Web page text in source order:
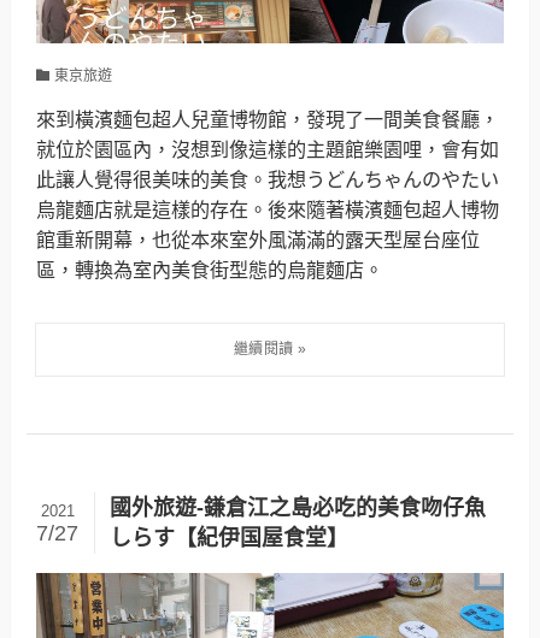
東京旅遊
來到橫濱麵包超人兒童博物館，發現了一間美食餐廳，
就位於園區內，沒想到像這樣的主題館樂園哩，會有如
此讓人覺得很美味的美食。我想うどんちゃんのやたい
烏龍麵店就是這樣的存在。後來隨著橫濱麵包超人博物
館重新開幕，也從本來室外風滿滿的露天型屋台座位
區，轉換為室內美食街型態的烏龍麵店。
國外旅遊-鎌倉江之島必吃的美食吻仔魚
しらす【紀伊国屋食堂】
2021
7/27